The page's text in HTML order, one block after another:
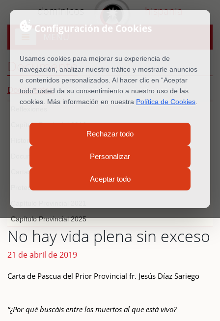
Configuración de Cookies
Usamos cookies para mejorar su experiencia de
navegación, analizar nuestro tráfico y mostrarle anuncios
o contenidos personalizados. Al hacer clic en “Aceptar
todo” usted da su consentimiento a nuestro uso de las
cookies. Más información en nuestra Política de Cookies
Rechazar todo
Personalizar
Aceptar todo
dominicos hispania
MENU
Documento
Documentos
Capítulo Provincial 2016
Historia
Cartas del Prior Provincial
Protección menores
Capítulo Provincial 2025
No hay vida plena sin exceso
21 de abril de 2019
Carta de Pascua del Prior Provincial fr. Jesús Díaz Sariego
“¿Por qué buscáis entre los muertos al que está vivo?